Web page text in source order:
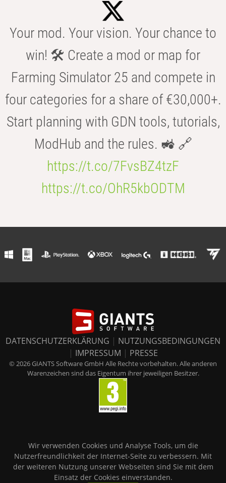
Your mod. Your vision. Your chance to
win! 🛠️ Create a mod or map for
Farming Simulator 25 and compete in
four categories for a share of €30,000+.
Start planning with GDN tools, tutorials,
ModHub and the rules. 🚜 🔗
https://t.co/7FvsBZ4tzF
https://t.co/OhR5kbODTM
DATENSCHUTZERKLÄRUNG | NUTZUNGSBEDINGUNGEN
| IMPRESSUM | PRESSE
© 2026 GIANTS Software GmbH Alle Rechte vorbehalten. Alle anderen
Warenzeichen sind das Eigentum ihrer jeweiligen Besitzer.
Wir verwenden Cookies und Analyse Tools, um die
Nutzerfreundlichkeit der Internet-Seite zu verbessern. Mit
der weiteren Nutzung unserer Webseiten sind Sie mit dem
Einsatz der Cookies einverstanden.